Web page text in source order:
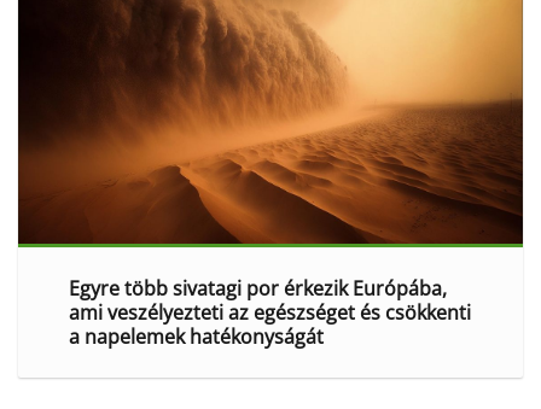
Egyre több sivatagi por érkezik Európába,
ami veszélyezteti az egészséget és csökkenti
a napelemek hatékonyságát